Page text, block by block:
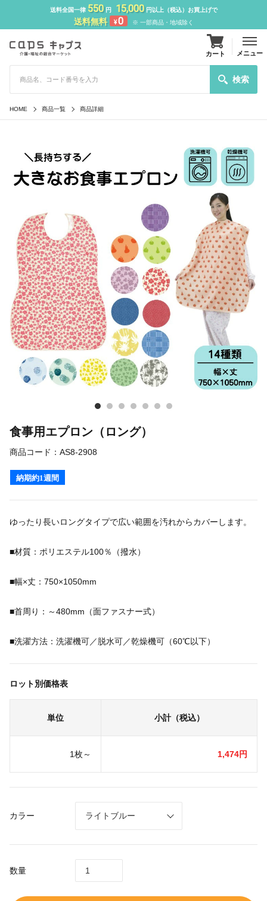
送料全国一律 550円 15,000円以上（税込）お買上げで
送料無料 ¥0 ※ 一部商品・地域除く
検索
カート メニュー
HOME 商品一覧 商品詳細
食事用エプロン（ロング）
商品コード： AS8-2908
納期約1週間
ゆったり長いロングタイプで広い範囲を汚れからカバーします。
■材質：ポリエステル100％（撥水）
■幅×丈：750×1050mm
■首周り：～480mm（面ファスナー式）
■洗濯方法：洗濯機可／脱水可／乾燥機可（60℃以下）
ロット別価格表
単位 小計（税込）
1枚～ 1,474円
カラー
数量